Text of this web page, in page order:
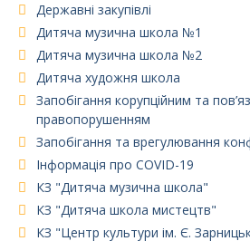
Державні закупівлі
Дитяча музична школа №1
Дитяча музична школа №2
Дитяча художня школа
Запобігання корупційним та
правопорушенням
Запобігання та врегулювання
Інформація про COVID-19
КЗ "Дитяча музична школа"
КЗ "Дитяча школа мистецтв"
КЗ "Центр культури ім. Є.